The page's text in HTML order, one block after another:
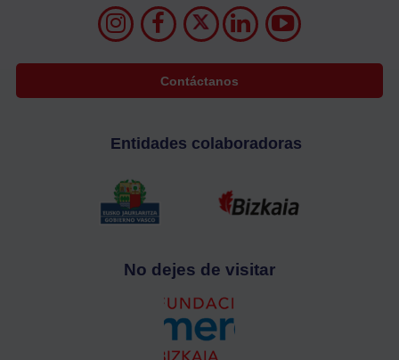
Contáctanos
Entidades colaboradoras
No dejes de visitar